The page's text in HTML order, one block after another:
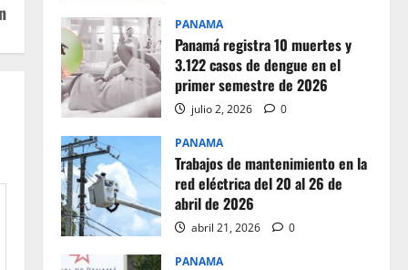
PANAMA
Panamá registra 10 muertes y
3.122 casos de dengue en el
primer semestre de 2026
julio 2, 2026 0
PANAMA
Trabajos de mantenimiento en la
red eléctrica del 20 al 26 de
abril de 2026
abril 21, 2026 0
PANAMA